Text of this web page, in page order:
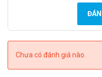
2 mở rộng, bao gồm khả
tới 320 Gb/s với thông
tốc độ chuyển tiếp
liệu nhanh chóng, mượt mà
Chưa có đánh giá nào.